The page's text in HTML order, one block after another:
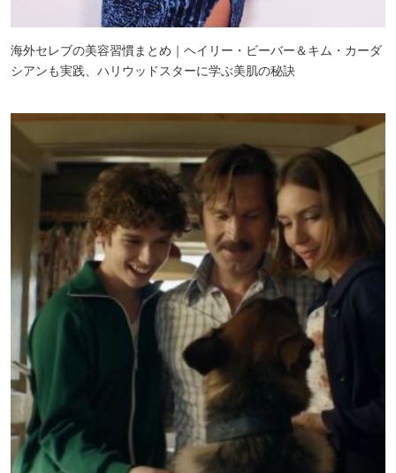
海外セレブの美容習慣まとめ｜ヘイリー・ビーバー＆キム・カーダ
シアンも実践、ハリウッドスターに学ぶ美肌の秘訣